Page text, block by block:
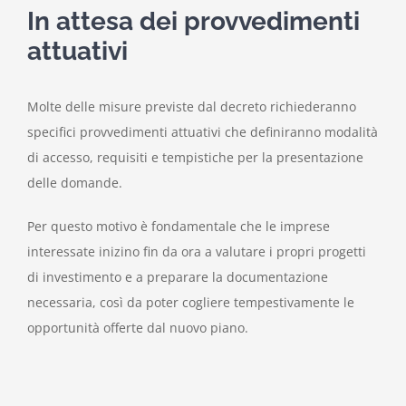
In attesa dei provvedimenti
attuativi
Molte delle misure previste dal decreto richiederanno
specifici provvedimenti attuativi che definiranno modalità
di accesso, requisiti e tempistiche per la presentazione
delle domande.
Per questo motivo è fondamentale che le imprese
interessate inizino fin da ora a valutare i propri progetti
di investimento e a preparare la documentazione
necessaria, così da poter cogliere tempestivamente le
opportunità offerte dal nuovo piano.